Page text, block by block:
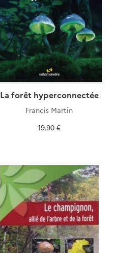
La forêt hyperconnectée
Francis Martin
19,90 €